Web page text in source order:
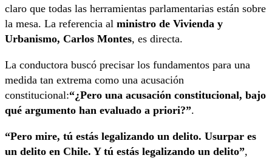
claro que todas las herramientas parlamentarias están sobre
la mesa. La referencia al ministro de Vivienda y
Urbanismo, Carlos Montes, es directa.
La conductora buscó precisar los fundamentos para una
medida tan extrema como una acusación
constitucional:“¿Pero una acusación constitucional, bajo
qué argumento han evaluado a priori?”.
“Pero mire, tú estás legalizando un delito. Usurpar es
un delito en Chile. Y tú estás legalizando un delito”,